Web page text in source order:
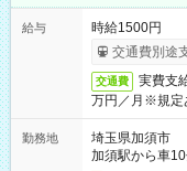
給与
時給1500円
交通費別途
交通費
実費支
万円／月※規定
勤務地
埼玉県加須市
加須駅から車